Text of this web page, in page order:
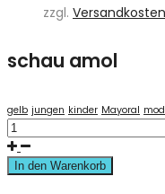
zzgl. Versandkosten
schau amol
gelb jungen kinder Mayoral
In den Warenkorb